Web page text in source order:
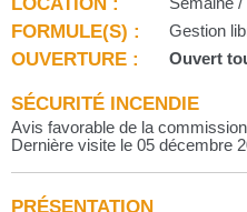
FORMULE(S) : Gestion
OUVERTURE : Ouvert
SÉCURITÉ INCENDIE
Avis favorable de la
Dernière visite le 05 décembre
PRÉSENTATION